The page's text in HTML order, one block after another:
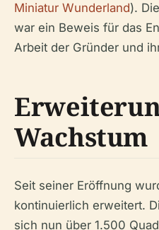
Miniatur Wunderland).
war ein Beweis für das
Arbeit der Gründer und
Wachstum
Seit seiner Eröffnung
kontinuierlich erweitert.
sich nun über 1.500